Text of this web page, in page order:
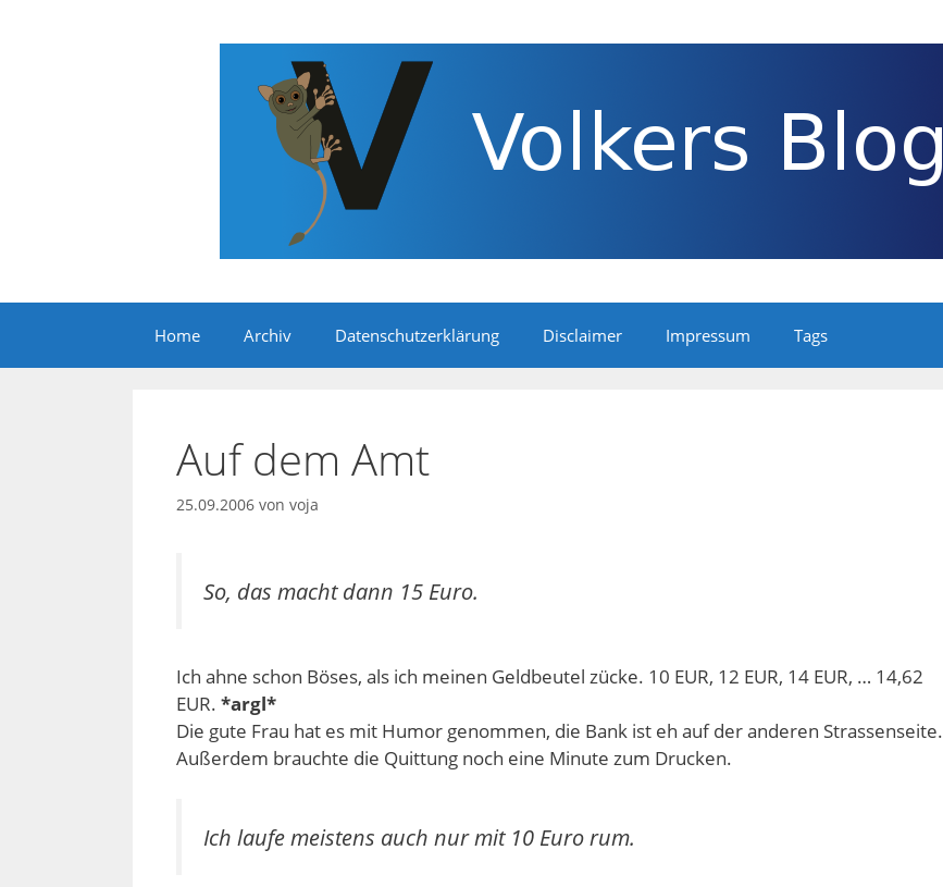
Home Archiv Datenschutzerklärung Disclaimer Impressum Tags
Auf dem Amt
25.09.2006 von voja
So, das macht dann 15 Euro.
Ich ahne schon Böses, als ich meinen Geldbeutel zücke. 10 EUR, 12 EUR, 14 EUR, … 14,62
EUR. *argl*
Die gute Frau hat es mit Humor genommen, die Bank ist eh auf der anderen Strassenseite.
Außerdem brauchte die Quittung noch eine Minute zum Drucken.
Ich laufe meistens auch nur mit 10 Euro rum.